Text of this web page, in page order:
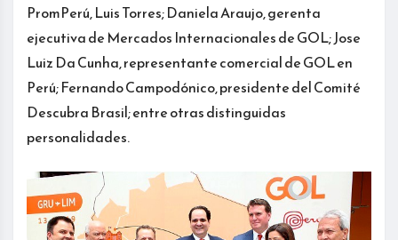
PromPerú, Luis Torres; Daniela Araujo, gerenta
ejecutiva de Mercados Internacionales de GOL; Jose
Luiz Da Cunha, representante comercial de GOL en
Perú; Fernando Campodónico, presidente del Comité
Descubra Brasil; entre otras distinguidas
personalidades.